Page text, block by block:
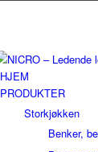
HJEM
PRODUKTER
Storkjøkken
Benker,